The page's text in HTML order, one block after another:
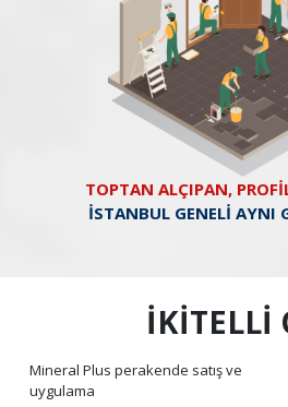
TOPTAN ALÇIPAN,
İSTANBUL GENELİ AYNI
İKİTELLİ
Mineral Plus perakende satış ve
uygulama